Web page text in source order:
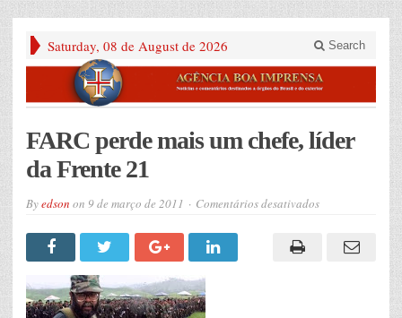
Saturday, 08 de August de 2026 Search
FARC perde mais um chefe, líder
da Frente 21
Byedson on 9 de março de 2011 Comentários desativadosem